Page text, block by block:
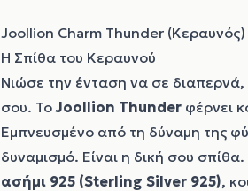
Joollion Charm Thunder (Κεραυνός)
Η Σπίθα του Κεραυνού
Νιώσε την ένταση να σε διαπερνά,
σου. ΤοJoollion Thunder φέρνει
Εμπνευσμένο από τη δύναμη της
δυναμισμό. Είναι η δική σου
ασήμι 925 (Sterling Silver 925),